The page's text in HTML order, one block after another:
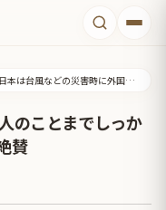
日本は台風などの災害時に外国人のことまでしっかり考えてくれているとタイ人が絶賛
のことまでしっか
賛